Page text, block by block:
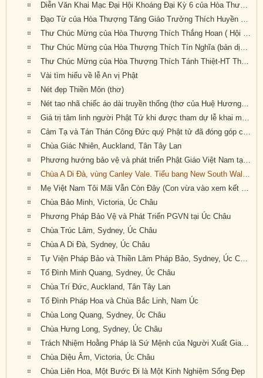
Diễn Văn Khai Mạc Đại Hội Khoáng Đại Kỳ 6 của Hòa Thượng Hội Chủ Thích Bảo Lạc (bản dịch tiếng Anh: GS Trần Như Mai, pd: Nguyên Nhật)
Đạo Từ của Hòa Thượng Tăng Giáo Trưởng Thích Huyền Tôn
Thư Chúc Mừng của Hòa Thượng Thích Thắng Hoan ( Hội Đồng Giáo Phẩm Giáo Hội Hoa Kỳ) (bản dịch tiếng Anh: GS Trần Như Mai, pd: Nguyên Nhật)
Thư Chúc Mừng của Hòa Thượng Thích Tín Nghĩa (bản dịch tiếng Anh: GS Trần Như Mai, pd: Nguyên Nhật)
Thư Chúc Mừng của Hòa Thượng Thích Tánh Thiệt-HT Thích Như Điển (Giáo Hội Âu Châu) (bản dịch tiếng Anh: GS Trần Như Mai, pd: Nguyên Nhật)
Vài tìm hiểu về lễ An vị Phật
Nét đẹp Thiền Môn (thơ)
Nét tao nhã chiếc áo dài truyền thống (thơ của Huệ Hương--- Xin ngợi khen và thân tặng quý nữ Phật tử mặc áo dài truyền thống Việt Nam về dự Đại Hội Khoáng Đại kỳ 6 của Giáo Hội tại Tu Viện Quảng Đức)
Giá trị tâm linh người Phật Tử khi được tham dự lễ khai mạc của Đại Hội Khoáng Đại Kỳ 6 của Giáo Hội Phật Giáo Việt Nam Thống Nhất Hải Ngoại tại Úc Đại Lợi-Tân Tây Lan
Cảm Tạ và Tán Thán Công Đức quý Phật tử đã đóng góp công sức cho Đại Hội Kỳ 6 thành tựu viên mãn
Chùa Giác Nhiên, Auckland, Tân Tây Lan
Phương hướng bảo vệ và phát triển Phật Giáo Việt Nam tại Úc Châu (Luật Sư Đào Tăng Dực, pháp danh: Chúc Phán)
Chùa A Di Đà, vùng Canley Vale. Tiểu bang New South Wales. Australia.
Mẹ Việt Nam Tôi Mãi Vẫn Còn Đây (Con vừa vào xem kết quả Đại Hội Khoáng Đại Kỳ 6 của GHPGVNTNHN tại Úc Đại Lợi và Tân Tây Lan được tổ chức tại Tu Viện Quảng Đức với bản Quyết Nghị Đại Hội thật tuyệt vời: Giáo Hội lên án hành động xâm lấn
Chùa Bảo Minh, Victoria, Úc Châu
Phương Pháp Bảo Vệ và Phát Triển PGVN tại Úc Châu
Chùa Trúc Lâm, Sydney, Úc Châu
Chùa A Di Đà, Sydney, Úc Châu
Tự Viện Pháp Bảo và Thiền Lâm Pháp Bảo, Sydney, Úc Châu
Tổ Đình Minh Quang, Sydney, Úc Châu
Chùa Trí Đức, Auckland, Tân Tây Lan
Tổ Đình Pháp Hoa và Chùa Bắc Linh, Nam Úc
Chùa Long Quang, Sydney, Úc Châu
Chùa Hưng Long, Sydney, Úc Châu
Trách Nhiệm Hoằng Pháp là Sứ Mệnh của Người Xuất Gia Trong Thời Đại Mới
Chùa Diệu Âm, Victoria, Úc Châu
Chùa Liên Hoa, Một Bước Đi là Một Kinh Nghiệm Sống Đẹp